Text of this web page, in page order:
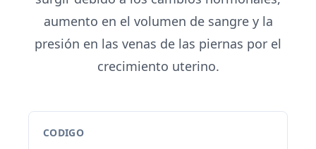
aumento en el volumen de sangre y la
presión en las venas de las piernas por el
crecimiento uterino.
CODIGO